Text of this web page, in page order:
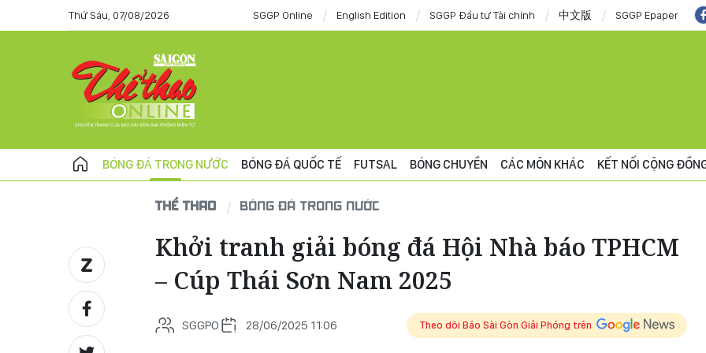
Thứ Sáu, 07/08/2026 SGGP Online English Edition SGGP Đầu tư Tài chính 中文版 SGGP Epaper
BÓNG ĐÁ TRONG NƯỚC BÓNG ĐÁ QUỐC TẾ FUTSAL BÓNG CHUYỀN CÁC MÔN KHÁC KẾT NỐI CỘNG
THỂ THAO BÓNG ĐÁ TRONG NƯỚC
Khởi tranh giải bóng đá Hội Nhà báo TPHCM
– Cúp Thái Sơn Nam 2025
SGGPO 28/06/2025 11:06 Theo dõi Báo Sài Gòn Giải Phóng trên